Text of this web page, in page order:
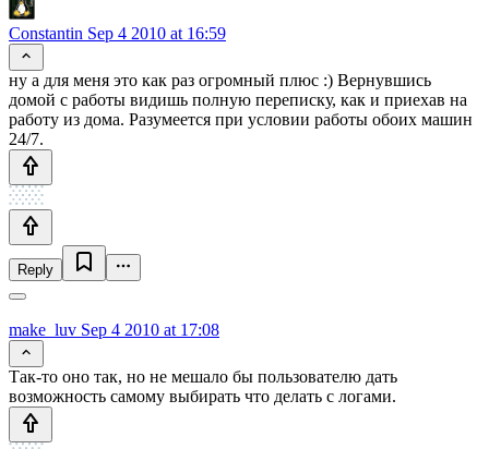
Constantin Sep 4 2010 at 16:59
ну а для меня это как раз огромный плюс :) Вернувшись
домой с работы видишь полную переписку, как и приехав на
работу из дома. Разумеется при условии работы обоих машин
24/7.
Reply
make_luv Sep 4 2010 at 17:08
Так-то оно так, но не мешало бы пользователю дать
возможность самому выбирать что делать с логами.